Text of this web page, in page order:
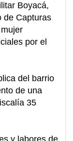
Boyacá,
de Capturas
por el
del barrio
de una
35
y labores de